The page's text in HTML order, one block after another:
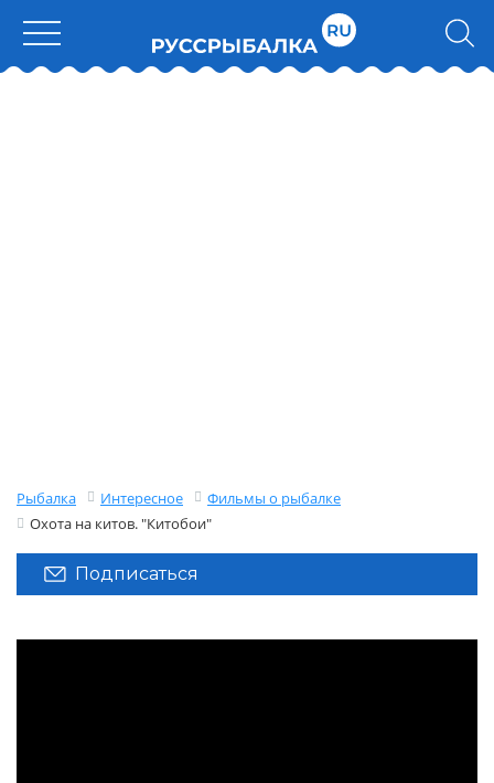
Рыбалка Интересное
Фильмы о рыбалке
Охота на китов. "Китобои"
Подписаться